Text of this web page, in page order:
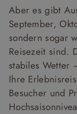
Aber es gibt
September,
sondern sogar
Reisezeit sind.
stabiles Wetter
Ihre
Besucher und